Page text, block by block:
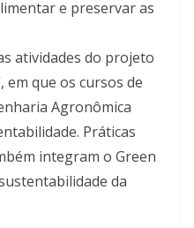
e preservar as
atividades do projeto
em que os cursos de
Agronômica
Práticas
integram o Green
da